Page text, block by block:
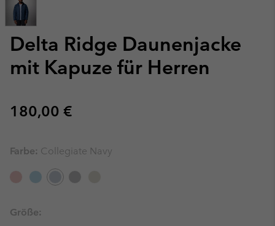
Delta Ridge Daunenjacke
mit Kapuze für Herren
Regular price:
180,00 €
Farbe: Collegiate Navy
Größe: